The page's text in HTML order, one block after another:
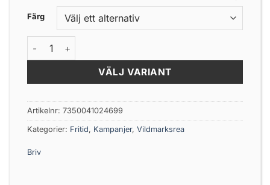
Färg
Vikkopp 2,5dl mängd
VÄLJ VARIANT
Artikelnr: 7350041024699
Kategorier: Fritid, Kampanjer, Vildmarksrea
Briv